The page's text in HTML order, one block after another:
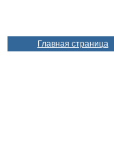
Главная страница